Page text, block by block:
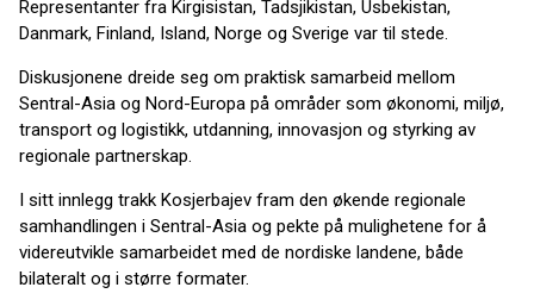
Representanter fra Kirgisistan, Tadsjikistan, Usbekistan,
Danmark, Finland, Island, Norge og Sverige var til stede.
Diskusjonene dreide seg om praktisk samarbeid mellom
Sentral-Asia og Nord-Europa på områder som økonomi, miljø,
transport og logistikk, utdanning, innovasjon og styrking av
regionale partnerskap.
I sitt innlegg trakk Kosjerbajev fram den økende regionale
samhandlingen i Sentral-Asia og pekte på mulighetene for å
videreutvikle samarbeidet med de nordiske landene, både
bilateralt og i større formater.